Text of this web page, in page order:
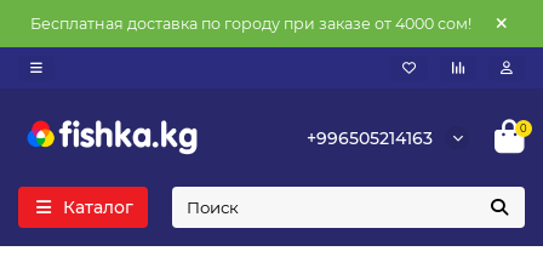
Бесплатная доставка по городу при заказе от 4000 сом!
+996505214163 0
Каталог